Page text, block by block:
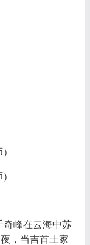
奇峰在云海中苏
，当吉首土家